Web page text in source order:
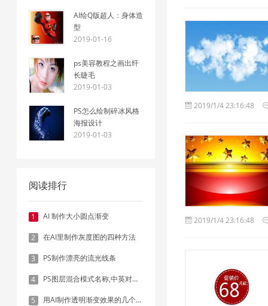
AI绘Q版超人：身体造
型
2019-01-16
ps美容教程之画出纤
长睫毛
2019-01-03
PS怎么绘制碎冰风格
海报设计
2019-01-03
阅读排行
1 AI 制作大小圆点渐变
2 在AI里制作灰度图的四种方法
3 PS制作漂亮的流光线条
4 PS图层混合模式名称,中英对照表
5 用AI制作透明渐变效果的几个方法
2019/1/4 23:16:48
2019/1/4 23:16:48